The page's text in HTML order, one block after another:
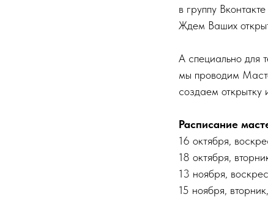
в группу Вконтакте
Ждем Ваших
А специально для
мы проводим
создаем открытку
Расписание
16 октября,
18 октября,
13 ноября,
15 ноября,